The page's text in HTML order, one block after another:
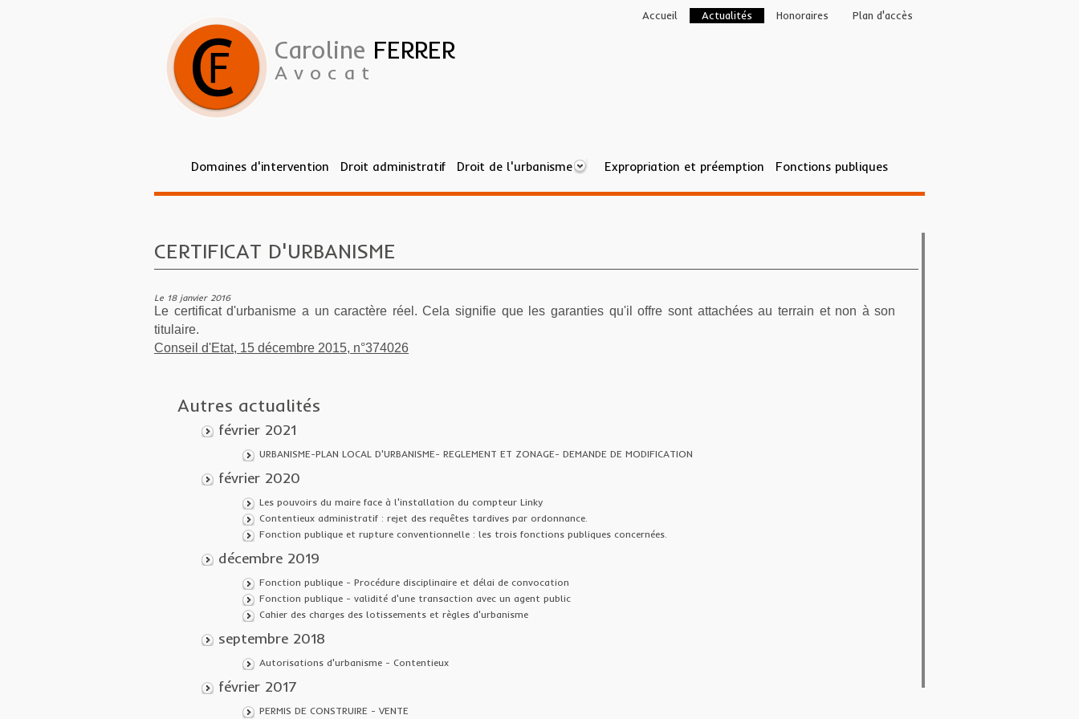
CERTIFICAT D'URBANISME
Le 18 janvier 2016
Le certificat d'urbanisme a un caractère réel. Cela signifie que les garanties qu'il offre sont attachées au terrain et non à son
titulaire.
Conseil d'Etat, 15 décembre 2015, n°374026
Autres actualités
février 2021
URBANISME-PLAN LOCAL D'URBANISME- REGLEMENT ET ZONAGE- DEMANDE DE MODIFICATION
février 2020
Les pouvoirs du maire face à l'installation du compteur Linky
Contentieux administratif : rejet des requêtes tardives par ordonnance.
Fonction publique et rupture conventionnelle : les trois fonctions publiques concernées.
décembre 2019
Fonction publique - Procédure disciplinaire et délai de convocation
Fonction publique - validité d'une transaction avec un agent public
Cahier des charges des lotissements et règles d'urbanisme
septembre 2018
Autorisations d'urbanisme - Contentieux
février 2017
PERMIS DE CONSTRUIRE - VENTE
Caroline FERRER
Avocat
Domaines d'intervention Droit administratif Droit de l'urbanisme Expropriation et préemption Fonctions publiques
Accueil Actualités Honoraires Plan d'accès